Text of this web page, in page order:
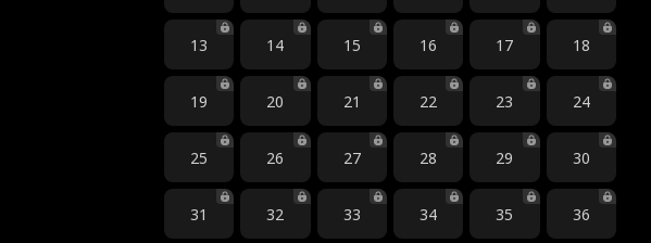
13 14 15 16 17 18
19 20 21 22 23 24
25 26 27 28 29 30
31 32 33 34 35 36